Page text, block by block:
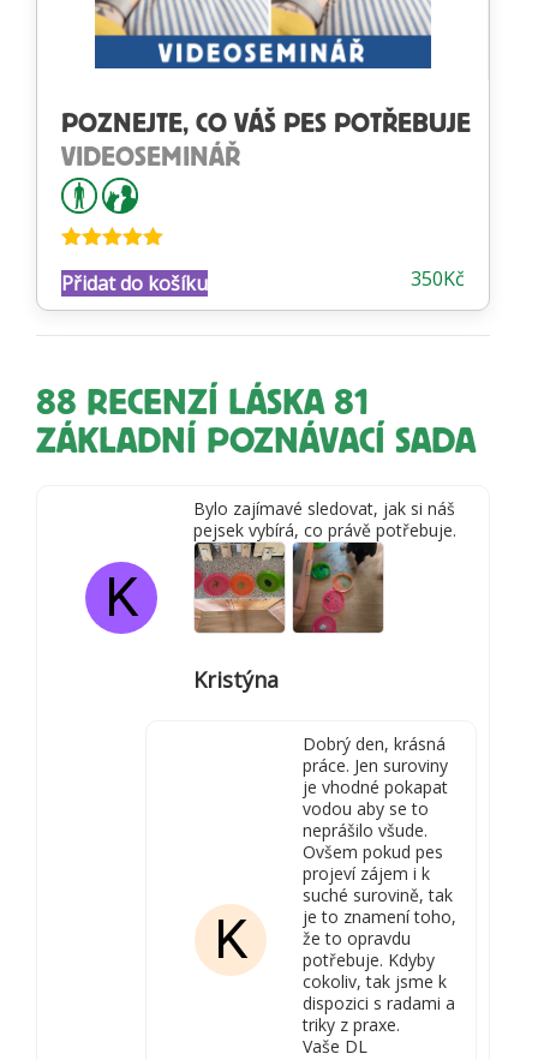
POZNEJTE, CO VÁŠ PES POTŘEBUJE
VIDEOSEMINÁŘ
5.00z 5 350Kč
Přidat do košíku
88 RECENZÍ
LÁSKA 81
ZÁKLADNÍ POZNÁVACÍ SADA
K
Bylo zajímavé sledovat, jak si náš
pejsek vybírá, co právě potřebuje.
Kristýna
K
Dobrý den, krásná
práce. Jen suroviny
je vhodné pokapat
vodou aby se to
neprášilo všude.
Ovšem pokud pes
projeví zájem i k
suché surovině, tak
je to znamení toho,
že to opravdu
potřebuje. Kdyby
cokoliv, tak jsme k
dispozici s radami a
triky z praxe.
Vaše DL